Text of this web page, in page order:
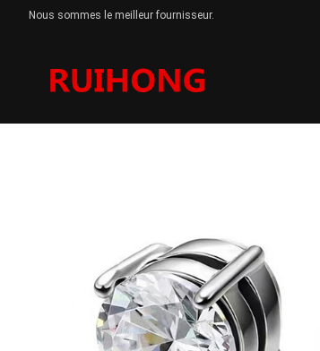
Nous sommes le meilleur fournisseur.
Accessoires pour oreilles